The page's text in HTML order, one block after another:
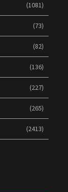
(1081)
(73)
(82)
(136)
(227)
(265)
(2413)